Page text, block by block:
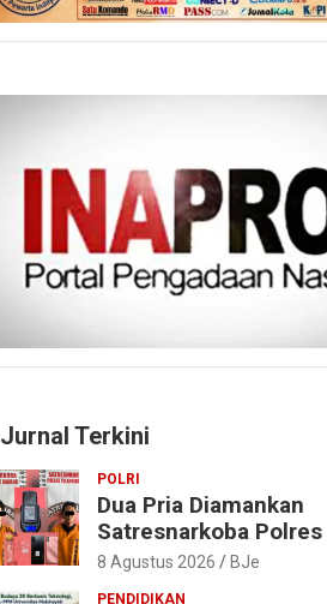
Jurnal Terkini
POLRI
Dua Pria Diamankan
Satresnarkoba
Bawang, Sabu 0,85
8 Agustus 2026 BJe
PENDIDIKAN